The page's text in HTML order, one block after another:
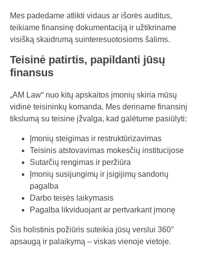
Mes padedame atlikti vidaus ar išorės auditus,
teikiame finansinę dokumentaciją ir užtikriname
visišką skaidrumą suinteresuotosioms šalims.
Teisinė patirtis, papildanti jūsų
finansus
„AM Law“ nuo kitų apskaitos įmonių skiria mūsų
vidinė teisininkų komanda. Mes deriname finansinį
tikslumą su teisine įžvalga, kad galėtume pasiūlyti:
Įmonių steigimas ir restruktūrizavimas
Teisinis atstovavimas mokesčių institucijose
Sutarčių rengimas ir peržiūra
Įmonių susijungimų ir įsigijimų sandorių
pagalba
Darbo teisės laikymasis
Pagalba likviduojant ar pertvarkant įmonę
Šis holistinis požiūris suteikia jūsų verslui 360°
apsaugą ir palaikymą – viskas vienoje vietoje.